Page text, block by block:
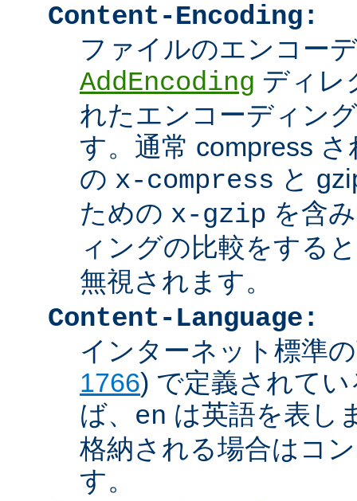
Content-Encoding:
ファイルのエンコー
AddEncoding ディレ
れたエンコーディン
す。通常 compress
の x-compress と
ための x-gzip を含
ィングの比較をする
無視されます。
Content-Language:
インターネット標準
1766) で定義されて
ば、 en は英語を表し
格納される場合はコ
す。